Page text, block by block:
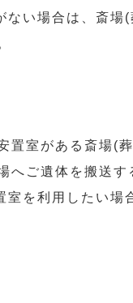
い場合は、斎場
置室がある斎場(
へご遺体を搬送
を利用したい場